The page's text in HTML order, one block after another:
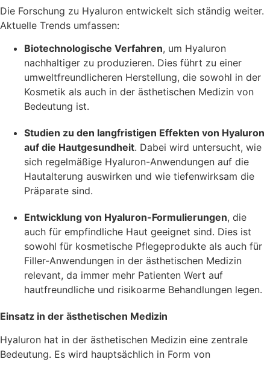
Die Forschung zu Hyaluron entwickelt sich ständig weiter.
Aktuelle Trends umfassen:
Biotechnologische Verfahren, um Hyaluron
nachhaltiger zu produzieren. Dies führt zu einer
umweltfreundlicheren Herstellung, die sowohl in der
Kosmetik als auch in der ästhetischen Medizin von
Bedeutung ist.
Studien zu den langfristigen Effekten von Hyaluron
auf die Hautgesundheit. Dabei wird untersucht, wie
sich regelmäßige Hyaluron-Anwendungen auf die
Hautalterung auswirken und wie tiefenwirksam die
Präparate sind.
Entwicklung von Hyaluron-Formulierungen, die
auch für empfindliche Haut geeignet sind. Dies ist
sowohl für kosmetische Pflegeprodukte als auch für
Filler-Anwendungen in der ästhetischen Medizin
relevant, da immer mehr Patienten Wert auf
hautfreundliche und risikoarme Behandlungen legen.
Einsatz in der ästhetischen Medizin
Hyaluron hat in der ästhetischen Medizin eine zentrale
Bedeutung. Es wird hauptsächlich in Form von